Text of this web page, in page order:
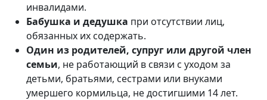
инвалидами.
Бабушка и дедушка при отсутствии лиц,
обязанных их содержать.
Один из родителей, супруг или другой член
семьи, не работающий в связи с уходом за
детьми, братьями, сестрами или внуками
умершего кормильца, не достигшими 14 лет.